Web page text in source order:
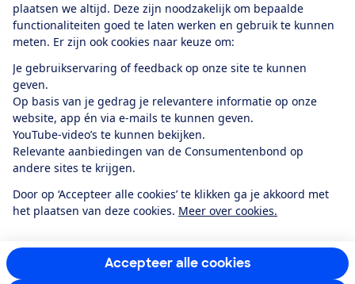
plaatsen we altijd. Deze zijn noodzakelijk om bepaalde
functionaliteiten goed te laten werken en gebruik te kunnen
meten. Er zijn ook cookies naar keuze om:
Je gebruikservaring of feedback op onze site te kunnen
geven.
Op basis van je gedrag je relevantere informatie op onze
website, app én via e-mails te kunnen geven.
YouTube-video’s te kunnen bekijken.
Relevante aanbiedingen van de Consumentenbond op
andere sites te krijgen.
Door op ‘Accepteer alle cookies’ te klikken ga je akkoord met
het plaatsen van deze cookies. Meer over cookies.
Accepteer alle cookies
Alles over de
app
Algemene Voorwaarden
Privacyverklaring
Cookiebeleid
Privacyvoorkeuren
Toegankelijkheid
RSS-feed nieuws
Facebook
TwitterInstagram
YoutubeLinkedIn
12.901consumentenbeoordelen de Consumentenbondmet gemiddeld